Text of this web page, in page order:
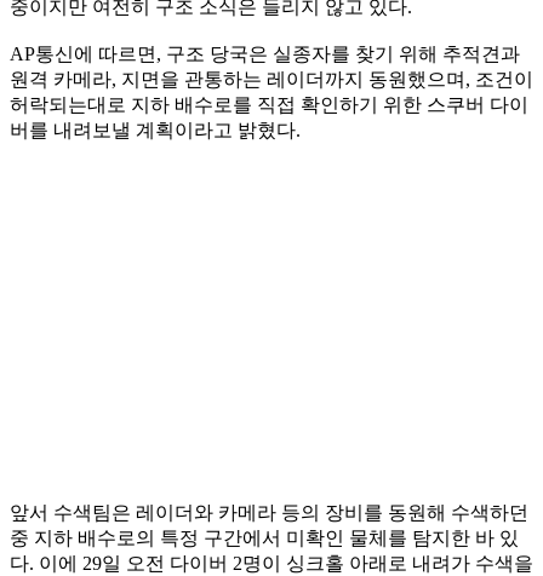
중이지만 여전히 구조 소식은 들리지 않고 있다.
AP통신에 따르면, 구조 당국은 실종자를 찾기 위해 추적견과
원격 카메라, 지면을 관통하는 레이더까지 동원했으며, 조건이
허락되는대로 지하 배수로를 직접 확인하기 위한 스쿠버 다이
버를 내려보낼 계획이라고 밝혔다.
앞서 수색팀은 레이더와 카메라 등의 장비를 동원해 수색하던
중 지하 배수로의 특정 구간에서 미확인 물체를 탐지한 바 있
다. 이에 29일 오전 다이버 2명이 싱크홀 아래로 내려가 수색을